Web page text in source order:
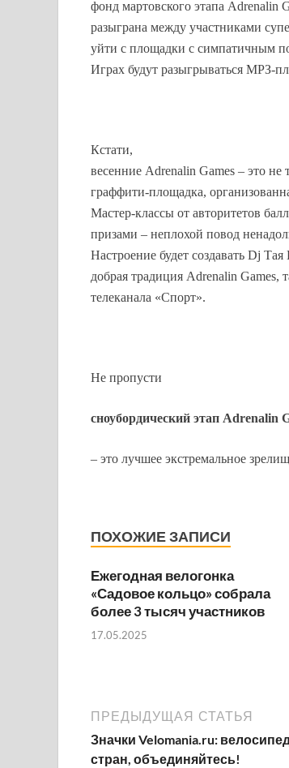
фонд мартовского этапа Adrenalin
разыграна между участниками
уйти с площадки с симпатичным
Играх будут разыгрываться МРЗ-
Кстати,
весенние Adrenalin Games – это не
граффити-площадка,
Мастер-классы от авторитетов
призами – неплохой повод
Настроение будет создавать Dj
добрая традиция Adrenalin Games,
телеканала «Спорт».
Не пропусти
сноубордический этап Adrenalin
– это лучшее экстремальное
ПОХОЖИЕ ЗАПИСИ
Ежегодная велогонка
«Садовое кольцо» собрала
более 3 тысяч участников
17.05.2025
ПРЕДЫДУЩАЯ СТАТЬЯ
Значки Velomania.ru:
стран, объединяйтесь!